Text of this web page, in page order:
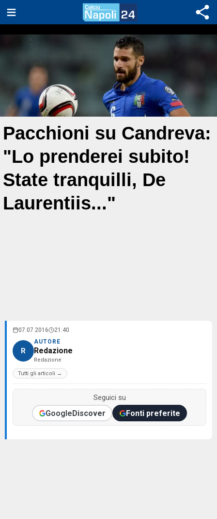
Pacchioni su Candreva:
"Lo prenderei subito!
State tranquilli, De
Laurentiis..."
07.07.2016 21:40
R
AUTORE
Redazione
Redazione
Tutti gli articoli →
Seguici su
GoogleDiscover Fonti preferite